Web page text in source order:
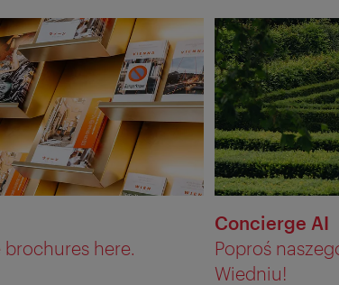
here.
Concierge AI
Poproś
Wiedniu!